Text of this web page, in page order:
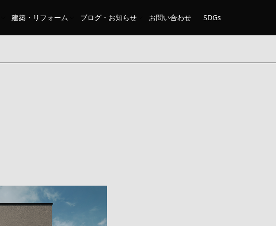
建築・リフォーム ブログ・お知らせ お問い合わせ SDGs